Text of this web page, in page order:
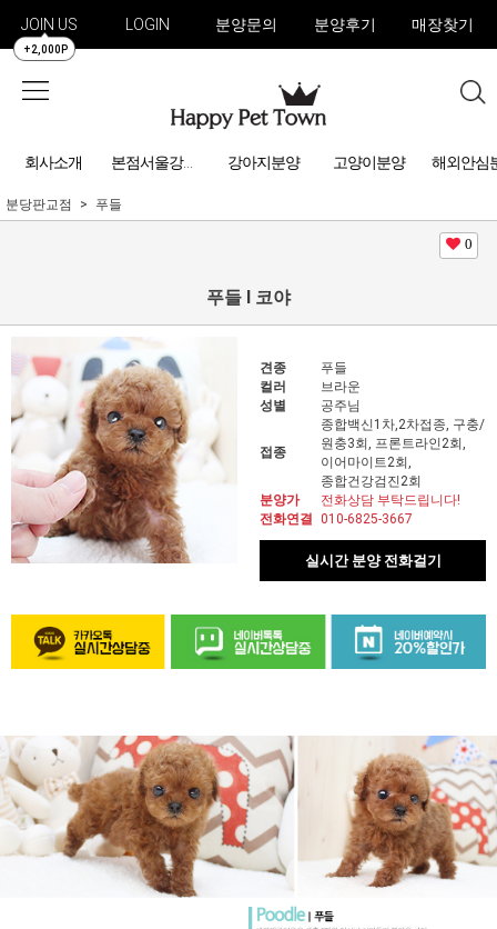
JOIN US
+2,000P
LOGIN 분양문의 분양후기 매장찾기
회사소개 본점서울강아지분양 강아지분양 고양이분양 해외안심
분당판교점 푸들
0
푸들 l 코야
견종
푸들
컬러
브라운
성별
공주님
접종
종합백신1차,2차접종, 구충/
원충3회, 프론트라인2회,
이어마이트2회,
종합건강검진2회
분양가
전화상담 부탁드립니다!
전화연결 010-6825-3667
실시간 분양 전화걸기